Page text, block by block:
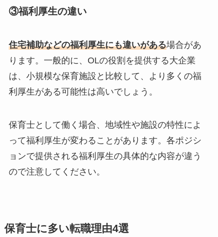
③福利厚生の違い
住宅補助などの福利厚生にも違いがある場合があ
ります。一般的に、OLの役割を提供する大企業
は、小規模な保育施設と比較して、より多くの福
利厚生がある可能性は高いでしょう。
保育士として働く場合、地域性や施設の特性によ
って福利厚生が変わることがあります。各ポジシ
ョンで提供される福利厚生の具体的な内容が違う
ので注意してください。
保育士に多い転職理由4選